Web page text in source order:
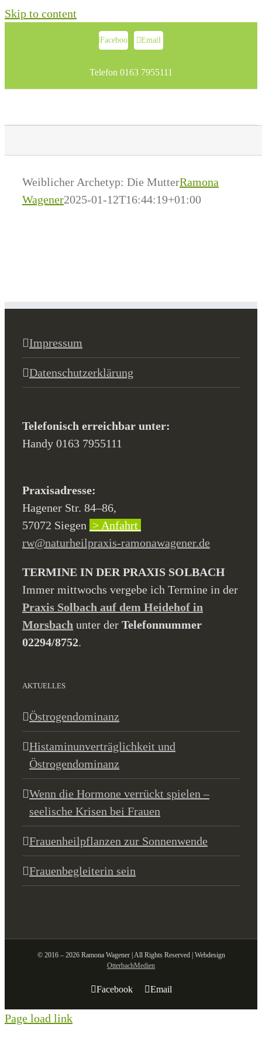
Skip to content
Facebook Email
Telefon 0163 7955111
Weiblicher Archetyp: Die MutterRamona
Wagener2025-01-12T16:44:19+01:00
Impressum
Datenschutzerklärung
Telefonisch erreichbar unter:
Handy 0163 7955111
Praxisadresse:
Hagener Str. 84–86,
57072 Siegen > Anfahrt
rw@naturheilpraxis-ramonawagener.de
TERMINE IN DER PRAXIS SOLBACH
Immer mittwochs vergebe ich Termine in der
Praxis Solbach auf dem Heidehof in
Morsbach unter der Telefonnummer
02294/8752.
AKTUELLES
Östrogendominanz
Histaminunverträglichkeit und
Östrogendominanz
Wenn die Hormone verrückt spielen –
seelische Krisen bei Frauen
Frauenheilpflanzen zur Sonnenwende
Frauenbegleiterin sein
© 2016 – 2026 Ramona Wagener | All Rights Reserved | Webdesign
OtterbachMedien
Facebook Email
Page load link